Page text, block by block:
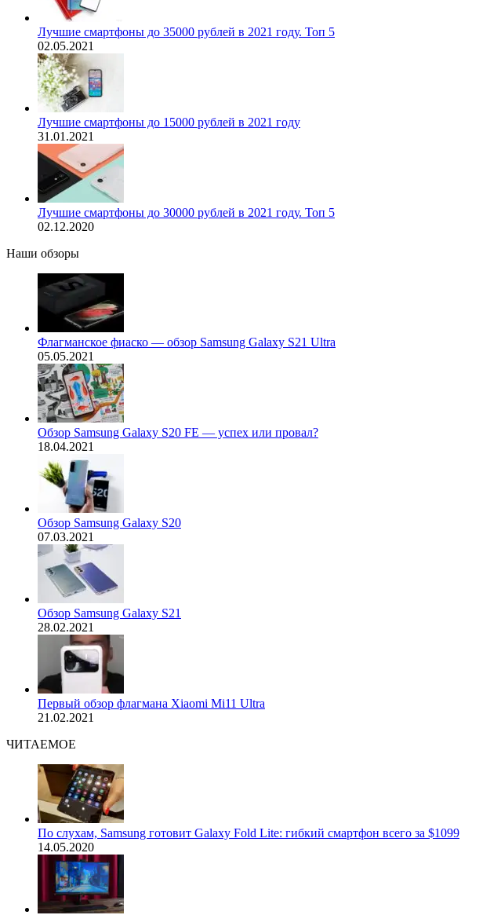
Лучшие смартфоны до 35000 рублей в 2021 году. Топ 5
02.05.2021
Лучшие смартфоны до 15000 рублей в 2021 году
31.01.2021
Лучшие смартфоны до 30000 рублей в 2021 году. Топ 5
02.12.2020
Наши обзоры
Флагманское фиаско — обзор Samsung Galaxy S21 Ultra
05.05.2021
Обзор Samsung Galaxy S20 FE — успех или провал?
18.04.2021
Обзор Samsung Galaxy S20
07.03.2021
Обзор Samsung Galaxy S21
28.02.2021
Первый обзор флагмана Xiaomi Mi11 Ultra
21.02.2021
ЧИТАЕМОЕ
По слухам, Samsung готовит Galaxy Fold Lite: гибкий смартфон всего за $1099
14.05.2020